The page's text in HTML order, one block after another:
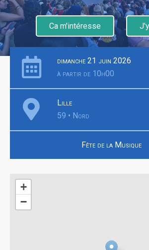
Ca m'intéresse
dimanche 21 juin 2026
à partir de 10h00
Lille
59 • Nord
Fête de la Musique
+
−